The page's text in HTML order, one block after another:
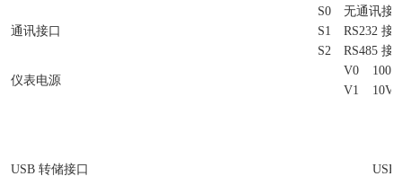
通讯接口
S0
无通讯接
S1
RS232 接
S2
RS485 接
仪表电源
V0
V1
10V
USB 转储接口 USB